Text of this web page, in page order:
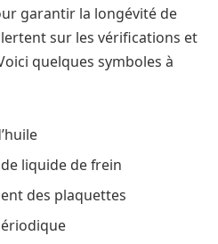
garantir la longévité de
sur les vérifications et
quelques symboles à
liquide de frein
des plaquettes